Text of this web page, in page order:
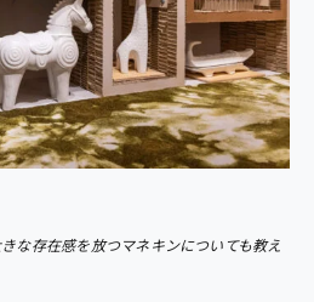
な存在感を放つマネキンについても教え